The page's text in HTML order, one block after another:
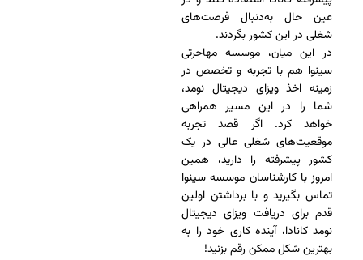
عین حال به‌دنبال فرصت‌های
شغلی در این کشور بگردند.
در این میان، موسسه مهاجرتی
سینوا هم با تجربه و تخصص در
زمینه‌ اخذ ویزای دیجیتال نومد،
شما را در این مسیر همراهی
خواهد کرد. اگر قصد تجربه‌
موقعیت‌های شغلی عالی در یک
کشور پیشرفته را دارید، همین
امروز با کارشناسان موسسه سینوا
تماس بگیرید و با برداشتن اولین
قدم برای دریافت ویزای دیجیتال
نومد کانادا، آینده‌ کاری خود را به
بهترین شکل ممکن رقم بزنید!